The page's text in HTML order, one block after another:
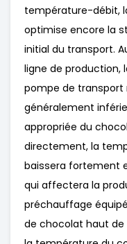
température-débit,
optimise encore la
initial du transport.
ligne de production,
pompe de
généralement
appropriée du
directement, la
baissera fortement
qui affectera la
préchauffage
de chocolat haut